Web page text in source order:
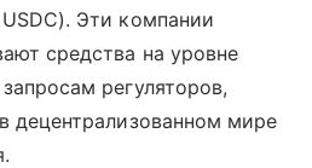
Эти компании
средства на уровне
регуляторов,
децентрализованном мире